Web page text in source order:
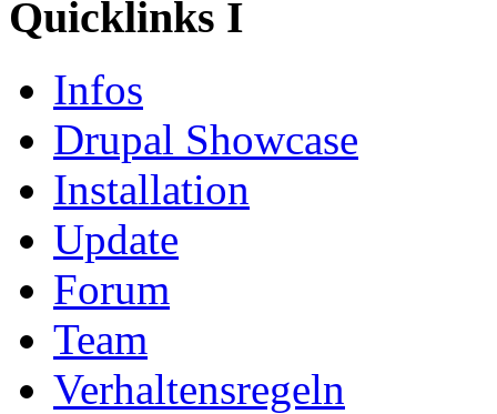
Quicklinks I
Infos
Drupal Showcase
Installation
Update
Forum
Team
Verhaltensregeln